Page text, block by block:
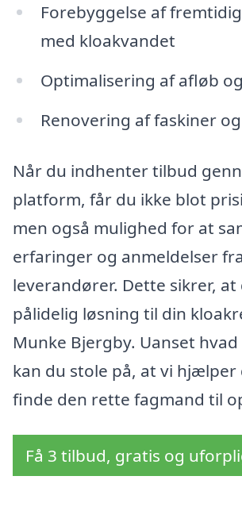
Forebyggelse af
med kloakvandet
Optimalisering af afløb
Renovering af faskiner
Når du indhenter tilbud
platform, får du ikke blot
men også mulighed for at
erfaringer og anmeldelser
leverandører. Dette sikrer,
pålidelig løsning til din
Munke Bjergby. Uanset
kan du stole på, at vi hjælper
finde den rette fagmand til
Få 3 tilbud, gratis og